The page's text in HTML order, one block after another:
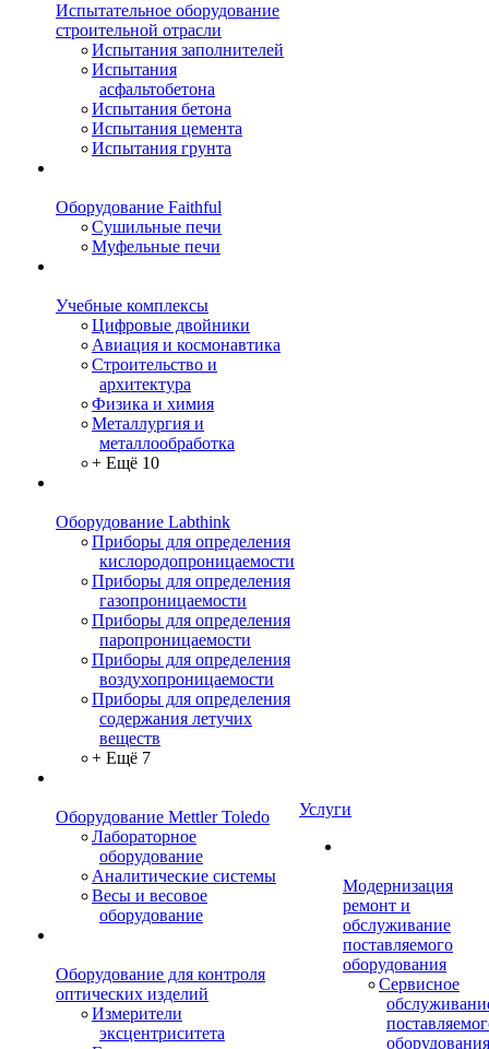
Испытательное оборудование
строительной отрасли
Испытания заполнителей
Испытания
асфальтобетона
Испытания бетона
Испытания цемента
Испытания грунта
Оборудование Faithful
Сушильные печи
Муфельные печи
Учебные комплексы
Цифровые двойники
Авиация и космонавтика
Строительство и
архитектура
Физика и химия
Металлургия и
металлообработка
+ Ещё 10
Оборудование Labthink
Приборы для определения
кислородопроницаемости
Приборы для определения
газопроницаемости
Приборы для определения
паропроницаемости
Приборы для определения
воздухопроницаемости
Приборы для определения
содержания летучих
веществ
+ Ещё 7
Оборудование Mettler Toledo
Лабораторное
оборудование
Аналитические системы
Весы и весовое
оборудование
Оборудование для контроля
оптических изделий
Измерители
эксцентриситета
Услуги
Модернизация
ремонт и
обслуживание
поставляемого
оборудования
Сервисное
оборудования